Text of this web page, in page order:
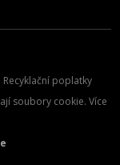
poplatky
soubory cookie. Více